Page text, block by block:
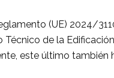
(UE) 2024/
de la
este último también